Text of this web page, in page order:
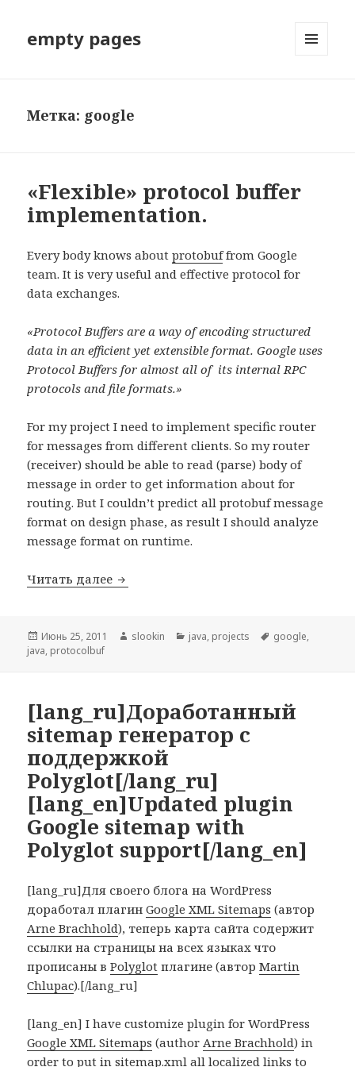
empty pages
Метка: google
«Flexible» protocol buffer
implementation.
Every body knows aboutprotobuffrom Google
team. It is very useful and effective protocol for
data exchanges.
«Protocol Buffers are a way of encoding structured
data in an efficient yet extensible format. Google uses
Protocol Buffers for almost all of its internal RPC
protocols and file formats.»
For my project I need to implement specific router
for messages from different clients. So my router
(receiver) should be able to read (parse) body of
message in order to get information about for
routing. But I couldn’t predict all protobuf message
format on design phase, as result I should analyze
message format on runtime.
Читать далее «Flexible» protocol buffer
Опубликовано
Июнь 25, 2011 Автор
slookin Рубрики
java, projects Метки
google,
java, protocolbuf
[lang_ru]Доработанный
sitemap генератор с
поддержкой
Polyglot[/lang_ru]
[lang_en]Updated plugin
Google sitemap with
Polyglot support[/lang_en]
[lang_ru]Для своего блога на WordPress
доработал плагинGoogle XML Sitemaps (автор
Arne Brachhold), теперь карта сайта содержит
ссылки на страницы на всех языках что
прописаны вPolyglot плагине (авторMartin
Chlupac).[/lang_ru]
[lang_en] I have customize plugin for WordPress
Google XML Sitemaps (author Arne Brachhold) in
order to put in sitemap.xml all localized links to